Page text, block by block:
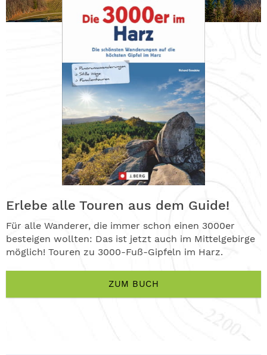
Erlebe alle Touren aus dem Guide!
Für alle Wanderer, die immer schon einen 3000er
besteigen wollten: Das ist jetzt auch im Mittelgebirge
möglich! Touren zu 3000-Fuß-Gipfeln im Harz.
ZUM BUCH